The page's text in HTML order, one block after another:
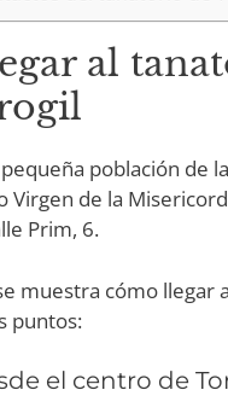
al
población de
Virgen de la
Prim, 6.
muestra cómo llegar
puntos:
el centro de